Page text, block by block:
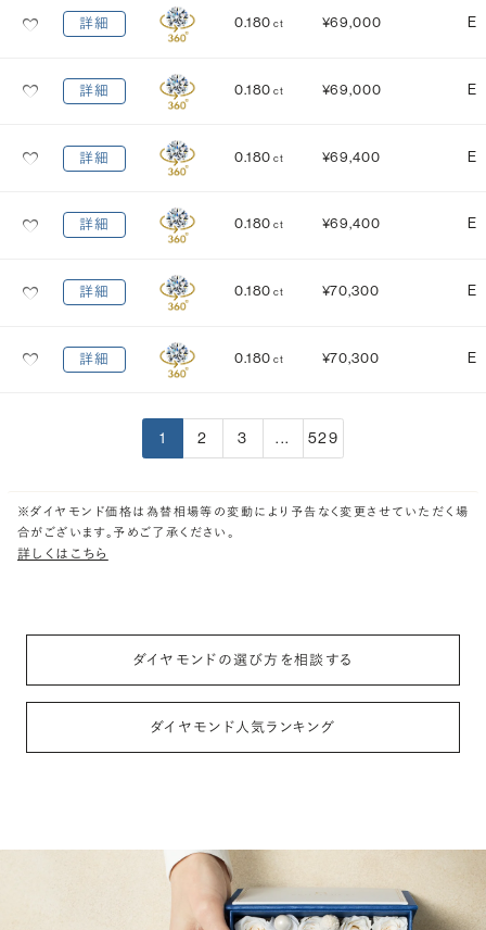
詳細 0.180 ct ¥69,000 E
詳細 0.180 ct ¥69,000 E
詳細 0.180 ct ¥69,400 E
詳細 0.180 ct ¥69,400 E
詳細 0.180 ct ¥70,300 E
詳細 0.180 ct ¥70,300 E
1 2 3 ... 529
※ダイヤモンド価格は為替相場等の変動により予告なく変更させていただく場
合がございます。予めご了承ください。
詳しくはこちら
ダイヤモンドの選び方を相談する
ダイヤモンド人気ランキング